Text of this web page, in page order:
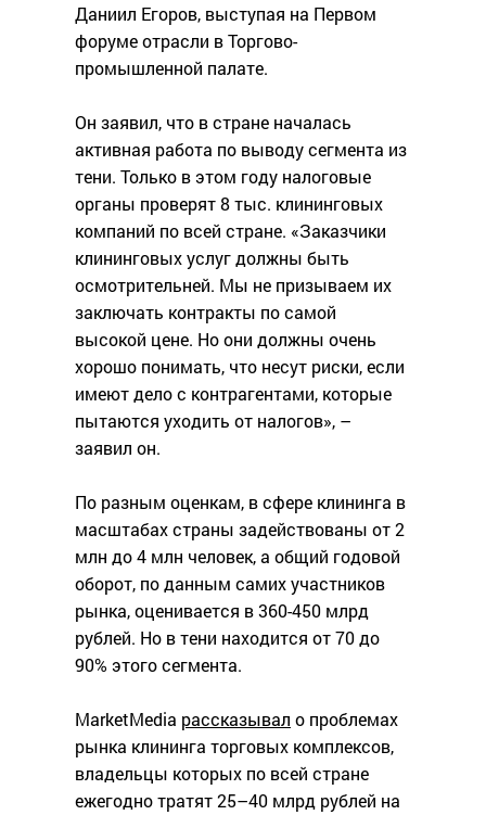
Даниил Егоров, выступая на Первом
форуме отрасли в Торгово-
промышленной палате.
Он заявил, что в стране началась
активная работа по выводу сегмента из
тени. Только в этом году налоговые
органы проверят 8 тыс. клининговых
компаний по всей стране. «Заказчики
клининговых услуг должны быть
осмотрительней. Мы не призываем их
заключать контракты по самой
высокой цене. Но они должны очень
хорошо понимать, что несут риски, если
имеют дело с контрагентами, которые
пытаются уходить от налогов», –
заявил он.
По разным оценкам, в сфере клининга в
масштабах страны задействованы от 2
млн до 4 млн человек, а общий годовой
оборот, по данным самих участников
рынка, оценивается в 360-450 млрд
рублей. Но в тени находится от 70 до
90% этого сегмента.
MarketMedia рассказывал о проблемах
рынка клининга торговых комплексов,
владельцы которых по всей стране
ежегодно тратят 25–40 млрд рублей на